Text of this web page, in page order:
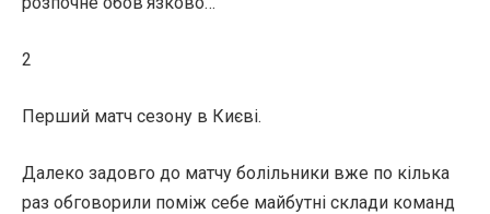
2
Перший матч сезону в Києві.
Далеко задовго до матчу болільники вже по кілька
раз обговорили поміж себе майбутні склади команд